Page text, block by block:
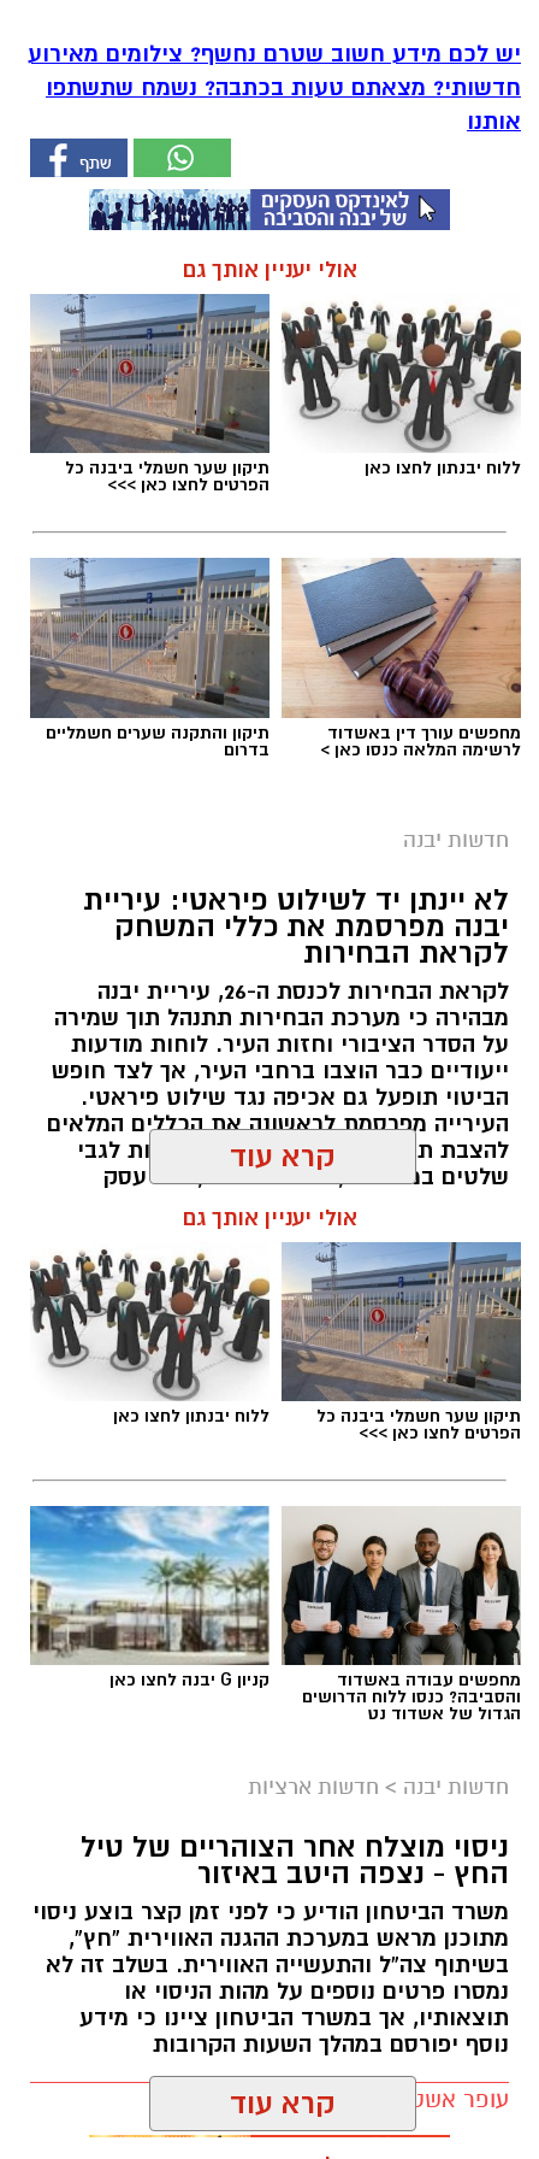
יש לכם מידע חשוב שטרם נחשף? צילומים מאירוע
חדשותי? מצאתם טעות בכתבה? נשמח שתשתפו
אותנו
אולי יעניין אותך גם
ללוח יבנתון לחצו כאן תיקון שער חשמלי ביבנה כל
הפרטים לחצו כאן >>>
מחפשים עורך דין באשדוד
לרשימה המלאה כנסו כאן >
תיקון והתקנה שערים חשמליים
בדרום
חדשות יבנה
לא יינתן יד לשילוט פיראטי: עיריית
יבנה מפרסמת את כללי המשחק
לקראת הבחירות
לקראת הבחירות לכנסת ה-26, עיריית יבנה
מבהירה כי מערכת הבחירות תתנהל תוך שמירה
על הסדר הציבורי וחזות העיר. לוחות מודעות
ייעודיים כבר הוצבו ברחבי העיר, אך לצד חופש
הביטוי תופעל גם אכיפה נגד שילוט פיראטי.
העירייה מפרסמת לראשונה את הכללים המלאים
להצבת תעמולת בחירות, לרבות הנחיות לגבי
שלטים במרפסות, בתים פרטיים, בתי עסק
עופר אשטוקר / 12:16 06.08.26
תגים: כללים לשילוט ביבנה לקראת הבחירות
צילום: עיריית יבנה
הבחירות לכנסת ייערכו ב־27 באוקטובר ובעיריית
יבנה מפרסמים את הכללים להצבת שלטי תעמולת
בחירות ברחבי העיר. המטרה היא לאפשר לכלל
המפלגות לנהל קמפיין בחירות הוגן ושוויוני, לצד
שמירה על הסדר הציבורי, בטיחות התושבים
וחזותה הנקייה של העיר.
במסגרת ההיערכות, הציבה העירייה לוחות מודעות
קרא עוד
אולי יעניין אותך גם
תיקון שער חשמלי ביבנה כל
הפרטים לחצו כאן >>>
ללוח יבנתון לחצו כאן
מחפשים עבודה באשדוד
והסביבה? כנסו ללוח הדרושים
הגדול של אשדוד נט
קניון G יבנה לחצו כאן
חדשות יבנה > חדשות ארציות
ניסוי מוצלח אחר הצוהריים של טיל
החץ - נצפה היטב באיזור
משרד הביטחון הודיע כי לפני זמן קצר בוצע ניסוי
מתוכנן מראש במערכת ההגנה האווירית “חץ”,
בשיתוף צה”ל והתעשייה האווירית. בשלב זה לא
נמסרו פרטים נוספים על מהות הניסוי או
תוצאותיו, אך במשרד הביטחון ציינו כי מידע
נוסף יפורסם במהלך השעות הקרובות
עופר אשטוקר / 18:33 05.08.26 קרא עוד